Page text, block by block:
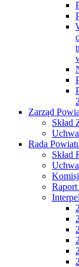
Zarząd
Skład
Rada
Skład
Raport